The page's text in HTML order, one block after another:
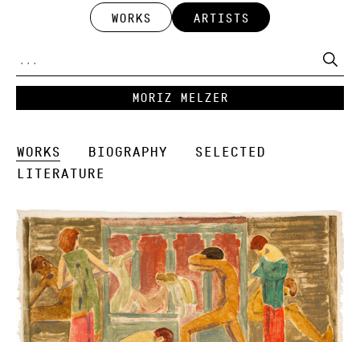
WORKS ARTISTS
Moriz Melzer
Works Biography
Selected
Literature